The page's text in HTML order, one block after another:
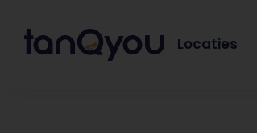
Locaties